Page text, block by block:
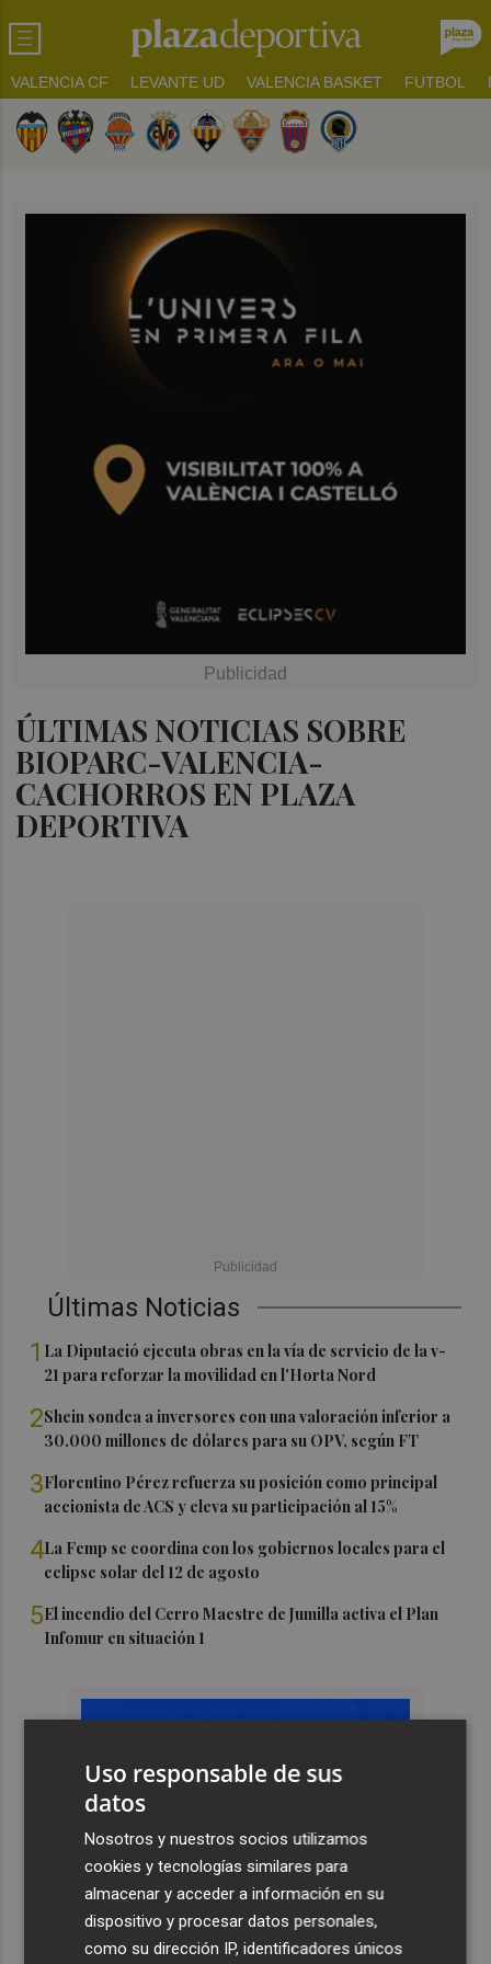
VALENCIA CF LEVANTE UD VALENCIA BASKET FUTBOL
ÚLTIMAS NOTICIAS SOBRE
BIOPARC-VALENCIA-
CACHORROS EN PLAZA
DEPORTIVA
Últimas Noticias
1 La Diputació ejecuta obras en la vía de servicio de la v-
21 para reforzar la movilidad en l'Horta Nord
2Shein sondea a inversores con una valoración inferior a
30.000 millones de dólares para su OPV, según FT
3Florentino Pérez refuerza su posición como principal
accionista de ACS y eleva su participación al 15%
4La Femp se coordina con los gobiernos locales para el
eclipse solar del 12 de agosto
5El incendio del Cerro Maestre de Jumilla activa el Plan
Infomur en situación 1
Uso responsable de sus
datos
Nosotros y nuestros socios utilizamos
cookies y tecnologías similares para
almacenar y acceder a información en su
dispositivo y procesar datos personales,
como su dirección IP, identificadores únicos